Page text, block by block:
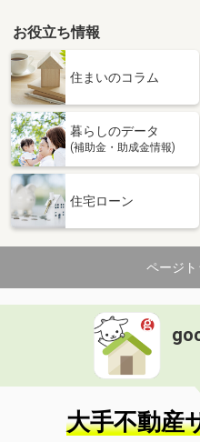
お役立ち情報
住まいのコラム
暮らしのデータ
(補助金・助成金情報)
住宅ローン
ページト
大手不動産